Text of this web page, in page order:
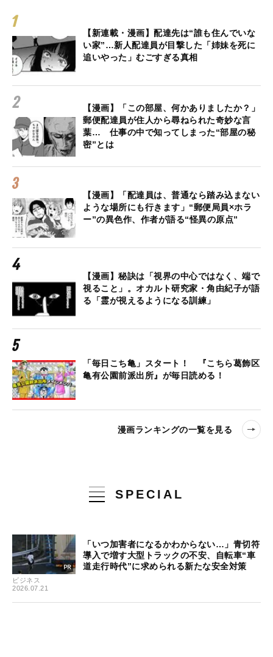
【新連載・漫画】配達先は“誰も住んでいな
い家”…新人配達員が目撃した「姉妹を死に
追いやった」むごすぎる真相
【漫画】「この部屋、何かありましたか？」
郵便配達員が住人から尋ねられた奇妙な言
葉… 仕事の中で知ってしまった“部屋の秘
密”とは
【漫画】「配達員は、普通なら踏み込まない
ような場所にも行きます」“郵便局員×ホラ
ー”の異色作、作者が語る“怪異の原点”
【漫画】秘訣は「視界の中心ではなく、端で
視ること」。オカルト研究家・角由紀子が語
る「霊が視えるようになる訓練」
「毎日こち亀」スタート！ 『こちら葛飾区
亀有公園前派出所』が毎日読める！
漫画ランキングの一覧を見る
SPECIAL
ビジネス
2026.07.21
「いつ加害者になるかわからない…」青切符
導入で増す大型トラックの不安、自転車“車
道走行時代”に求められる新たな安全対策